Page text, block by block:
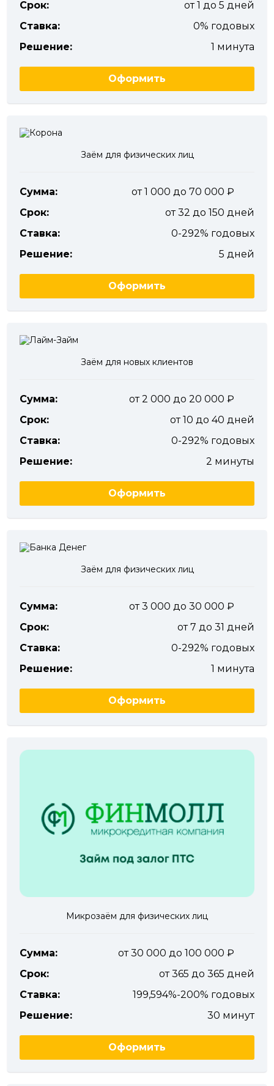
Срок:
от 1 до 5 дней
Ставка:
0% годовых
Решение:
1 минута
Оформить
Заём для физических лиц
Сумма:
от 1 000 до 70 000
Срок:
от 32 до 150 дней
Ставка:
0-292% годовых
Решение:
5 дней
Оформить
Заём для новых клиентов
Сумма:
от 2 000 до 20 000
Срок:
от 10 до 40 дней
Ставка:
0-292% годовых
Решение:
2 минуты
Оформить
Заём для физических лиц
Сумма:
от 3 000 до 30 000
Срок:
от 7 до 31 дней
Ставка:
0-292% годовых
Решение:
1 минута
Оформить
Микрозаём для физических лиц
Сумма:
от 30 000 до 100 000
Срок:
от 365 до 365 дней
Ставка:
199,594%-200% годовых
Решение:
30 минут
Оформить